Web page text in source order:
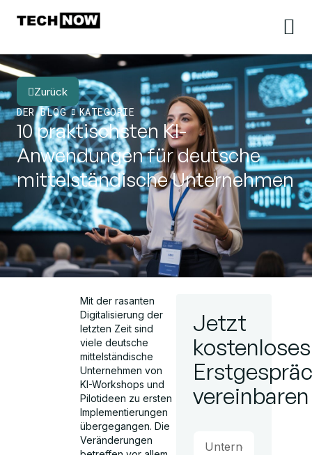
Zurück
DER BLOG
KATEGORIE
10 praktischsten KI-
Anwendungen für deutsche
mittelständische Unternehmen
Mit der rasanten
Digitalisierung der
letzten Zeit sind
viele deutsche
mittelständische
Unternehmen von
KI-Workshops und
Pilotideen zu ersten
Implementierungen
übergegangen. Die
Veränderungen
Jetzt
kostenloses
vereinbaren